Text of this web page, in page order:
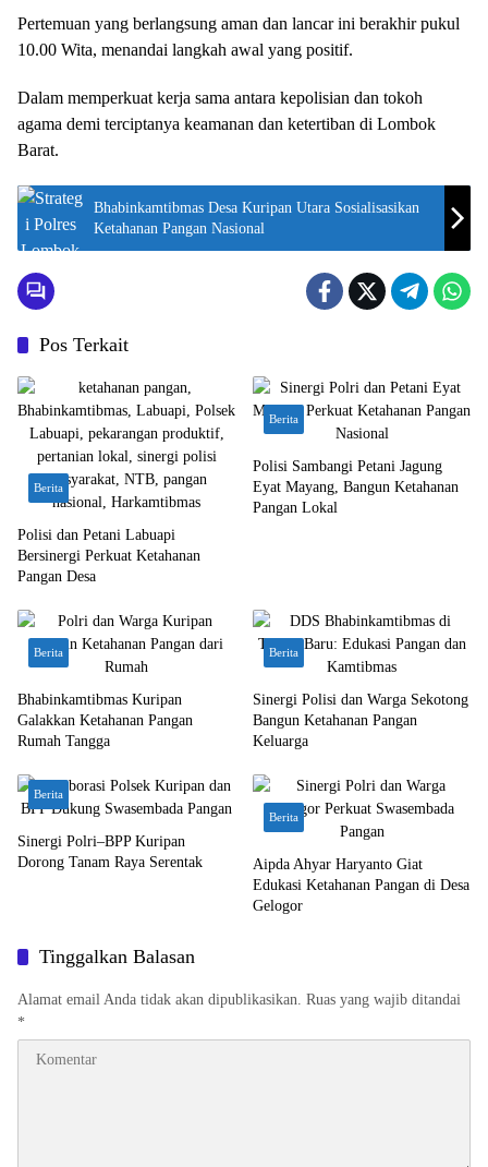
Pertemuan yang berlangsung aman dan lancar ini berakhir pukul
10.00 Wita, menandai langkah awal yang positif.
Dalam memperkuat kerja sama antara kepolisian dan tokoh
agama demi terciptanya keamanan dan ketertiban di Lombok
Barat.
Bhabinkamtibmas Desa Kuripan Utara Sosialisasikan
Ketahanan Pangan Nasional
Pos Terkait
Berita
Polisi dan Petani Labuapi
Bersinergi Perkuat Ketahanan
Pangan Desa
Berita
Polisi Sambangi Petani Jagung
Eyat Mayang, Bangun Ketahanan
Pangan Lokal
Berita
Bhabinkamtibmas Kuripan
Galakkan Ketahanan Pangan
Rumah Tangga
Berita
Sinergi Polisi dan Warga Sekotong
Bangun Ketahanan Pangan
Keluarga
Berita
Sinergi Polri–BPP Kuripan
Dorong Tanam Raya Serentak
Berita
Aipda Ahyar Haryanto Giat
Edukasi Ketahanan Pangan di Desa
Gelogor
Tinggalkan Balasan
Alamat email Anda tidak akan dipublikasikan. Ruas yang wajib ditandai
*